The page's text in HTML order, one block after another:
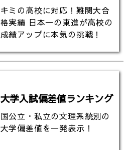
キミの高校に対応！難関大合
格実績 日本一の東進が高校の
成績アップに本気の挑戦！
大学入試偏差値ランキング
国公立・私立の文理系統別の
大学偏差値を一発表示！